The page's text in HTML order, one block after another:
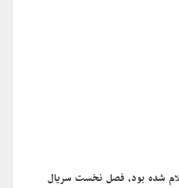
شده بود، فصل نخست سریال